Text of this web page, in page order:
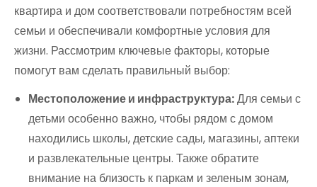
квартира и дом соответствовали потребностям всей
семьи и обеспечивали комфортные условия для
жизни. Рассмотрим ключевые факторы, которые
помогут вам сделать правильный выбор:
Местоположение и инфраструктура:Для семьи с
детьми особенно важно, чтобы рядом с домом
находились школы, детские сады, магазины, аптеки
и развлекательные центры. Также обратите
внимание на близость к паркам и зеленым зонам,